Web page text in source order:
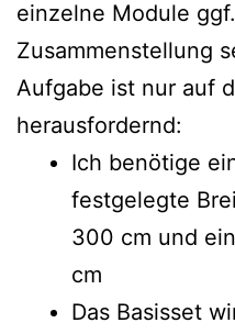
einzelne Module
Zusammenstellung
Aufgabe ist nur auf
herausfordernd:
Ich benötige
festgelegte
300 cm und
cm
Das Basisset